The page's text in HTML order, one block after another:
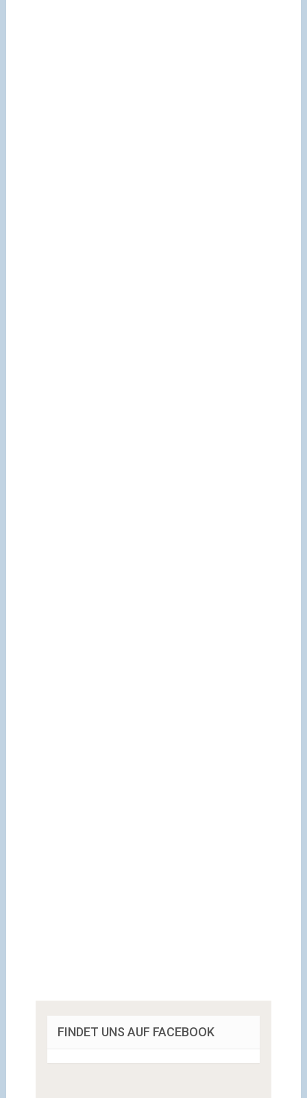
FINDET UNS AUF FACEBOOK